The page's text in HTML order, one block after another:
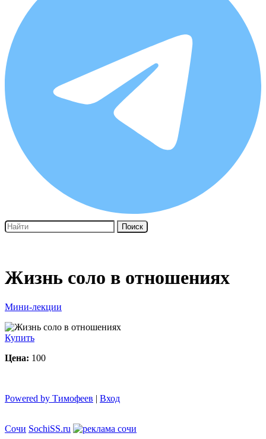
Поиск
Жизнь соло в отношениях
Мини-лекции
Купить
Цена: 100
Powered by Тимофеев | Вход
Сочи SochiSS.ru